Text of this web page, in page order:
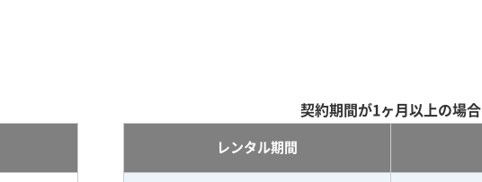
契約期間が1ヶ月以上の場合
レンタル期間